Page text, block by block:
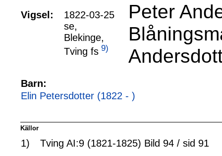
Vigsel:
1822-03-25
se,
Blekinge,
Tving fs 9)
Peter
Barn:
Elin Petersdotter (1822 - )
Källor
1) Tving AI:9 (1821-1825) Bild 94 / sid 91